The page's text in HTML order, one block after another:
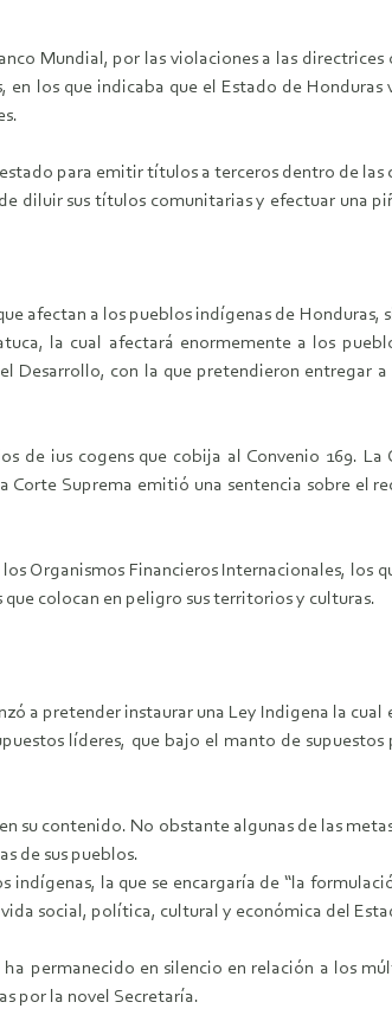
Mundial, por las violaciones a las
los que indicaba que el Estado de Honduras
para emitir títulos a terceros dentro de las
diluir sus títulos comunitarias y efectuar una
afectan a los pueblos indígenas de Honduras,
la cual afectará enormemente a los
Desarrollo, con la que pretendieron entregar
ius cogens que cobija al Convenio 169. La
Suprema emitió una sentencia sobre el
Organismos Financieros Internacionales, los
colocan en peligro sus territorios y culturas.
a pretender instaurar una Ley Indigena la cual
líderes, que bajo el manto de
su contenido. No obstante algunas de las
de sus pueblos.
la que se encargaría de “la
social, política, cultural y económica del
permanecido en silencio en relación a los
por la novel Secretaría.